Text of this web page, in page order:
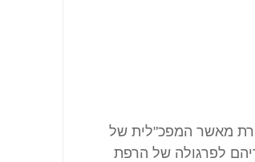
מאשר המפכ"לית של
לפרגולה של הרפת